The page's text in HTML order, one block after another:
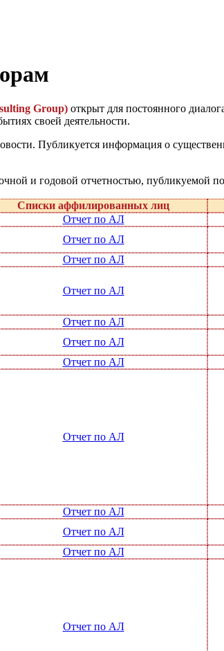
Group) открыт для постоянного
своей деятельности.
Публикуется информация о
и годовой отчетностью, публикуемой
Списки аффилированных лиц
Отчет по АЛ
Отчет по АЛ
Отчет по АЛ
Отчет по АЛ
Отчет по АЛ
Отчет по АЛ
Отчет по АЛ
Отчет по АЛ
Отчет по АЛ
Отчет по АЛ
Отчет по АЛ
Отчет по АЛ